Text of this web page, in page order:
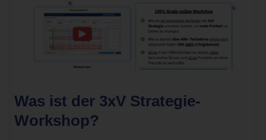
Was ist der 3xV Strategie-
Workshop?